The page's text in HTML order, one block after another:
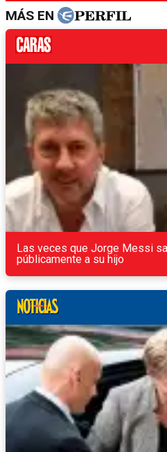
MÁS EN
Las veces que Jorge Messi
públicamente a su hijo